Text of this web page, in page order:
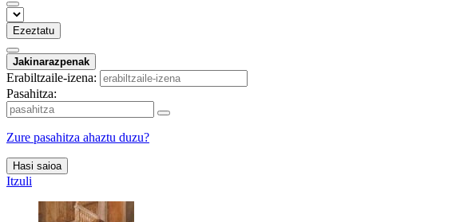
Ezeztatu
Jakinarazpenak
Erabiltzaile-izena:
Pasahitza:
Zure pasahitza ahaztu duzu?
Hasi saioa
Itzuli